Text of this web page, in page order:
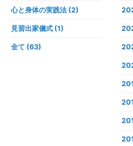
心と身体の実践法 (2)
見習出家儀式 (1)
全て (63)